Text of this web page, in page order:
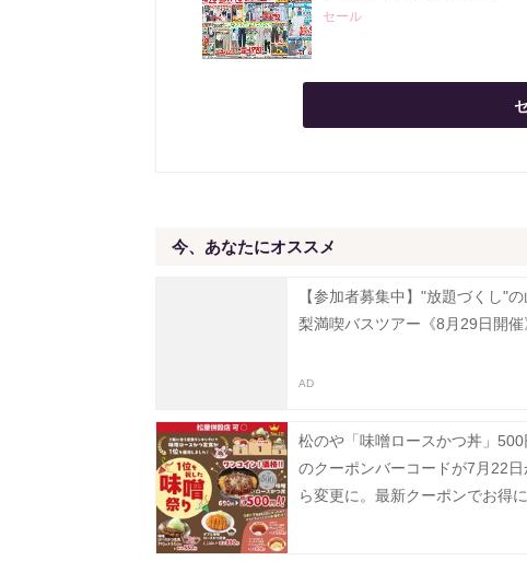
セール
今、あなたにオススメ
【参加者募集中】"放題づくし"の
梨満喫バスツアー《8月29日開催
松のや「味噌ロースかつ丼」500
のクーポンバーコードが7月22日
ら変更に。最新クーポンでお得に